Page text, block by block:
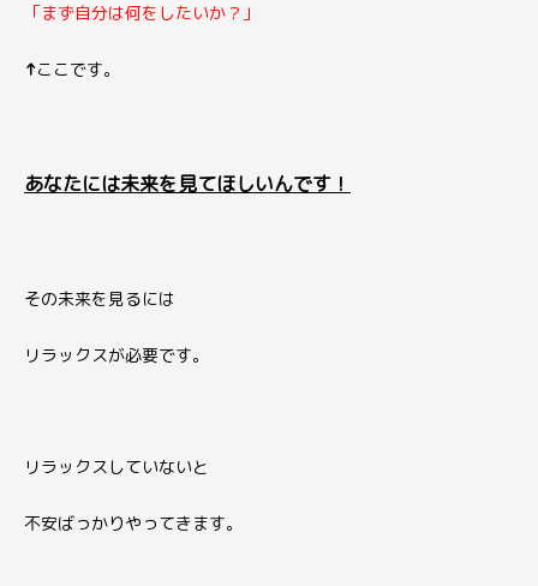
「まず自分は何をしたいか？」
↑ここです。
あなたには未来を見てほしいんです！
その未来を見るには
リラックスが必要です。
リラックスしていないと
不安ばっかりやってきます。